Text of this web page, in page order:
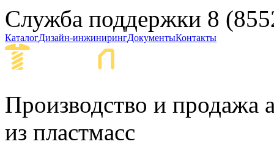
Служба поддержки 8
КаталогДизайн-инжинирингДокументыКонтакты
Производство и продажа
из пластмасс